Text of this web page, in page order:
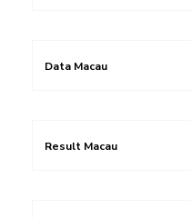
Data Macau
Result Macau